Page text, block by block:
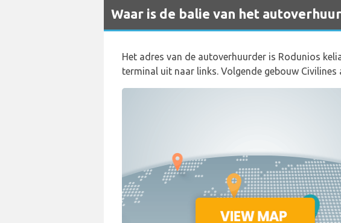
Waar is de balie van het
Het adres van de autoverhuurder is Rodunios
terminal uit naar links. Volgende gebouw